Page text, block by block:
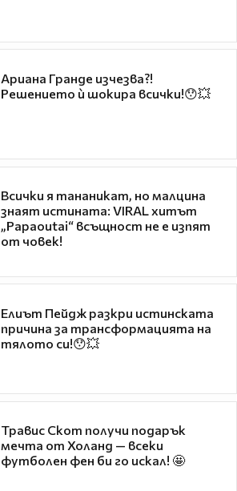
Ариана Гранде изчезва?!
Решението ѝ шокира всички!😯💥
Всички я тананикат, но малцина
знаят истината: VIRAL хитът
„Papaoutai“ всъщност не е изпят
от човек!
Елиът Пейдж разкри истинската
причина за трансформацията на
тялото си!😯💥
Травис Скот получи подарък
мечта от Холанд — всеки
футболен фен би го искал! 🤩